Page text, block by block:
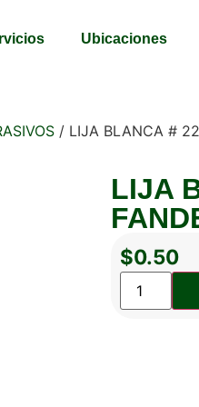
Ubicaciones
/ LIJA BLANCA #
LIJA
$0.50